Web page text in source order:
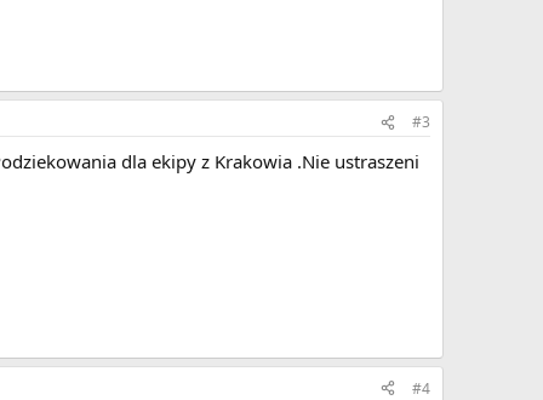
#3
dla ekipy z Krakowia .Nie ustraszeni
#4